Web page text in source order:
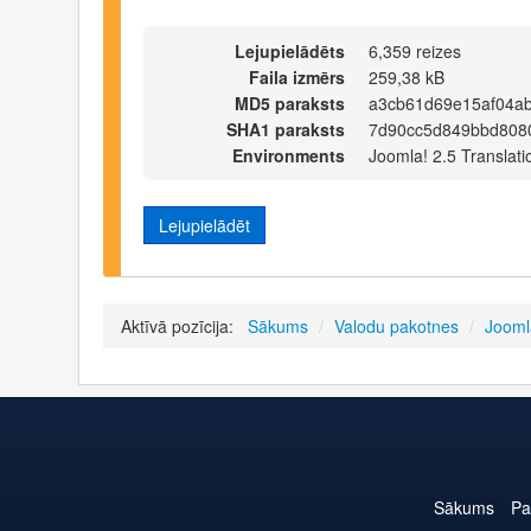
Lejupielādēts
6,359 reizes
Faila izmērs
259,38 kB
MD5 paraksts
SHA1 paraksts
Environments
Joomla! 2.5
Lejupielādēt
Aktīvā pozīcija: Sākums / Valodu pakotnes /
Sākums